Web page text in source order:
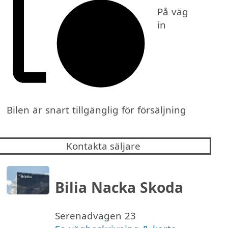
På väg
in
Bilen är snart tillgänglig för försäljning
Kontakta säljare
Bilia Nacka Skoda
Serenadvägen 23